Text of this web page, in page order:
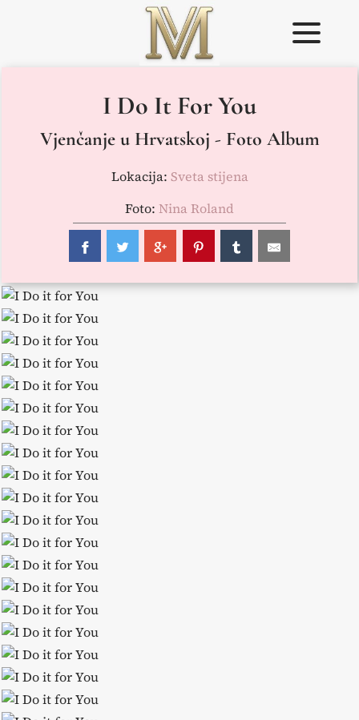
Croatia –
Flammeum
Istri
I Do It For You
Vjenčanje u Hrvatskoj - Foto Album
Lokacija: Sveta stijena
Foto: Nina Roland